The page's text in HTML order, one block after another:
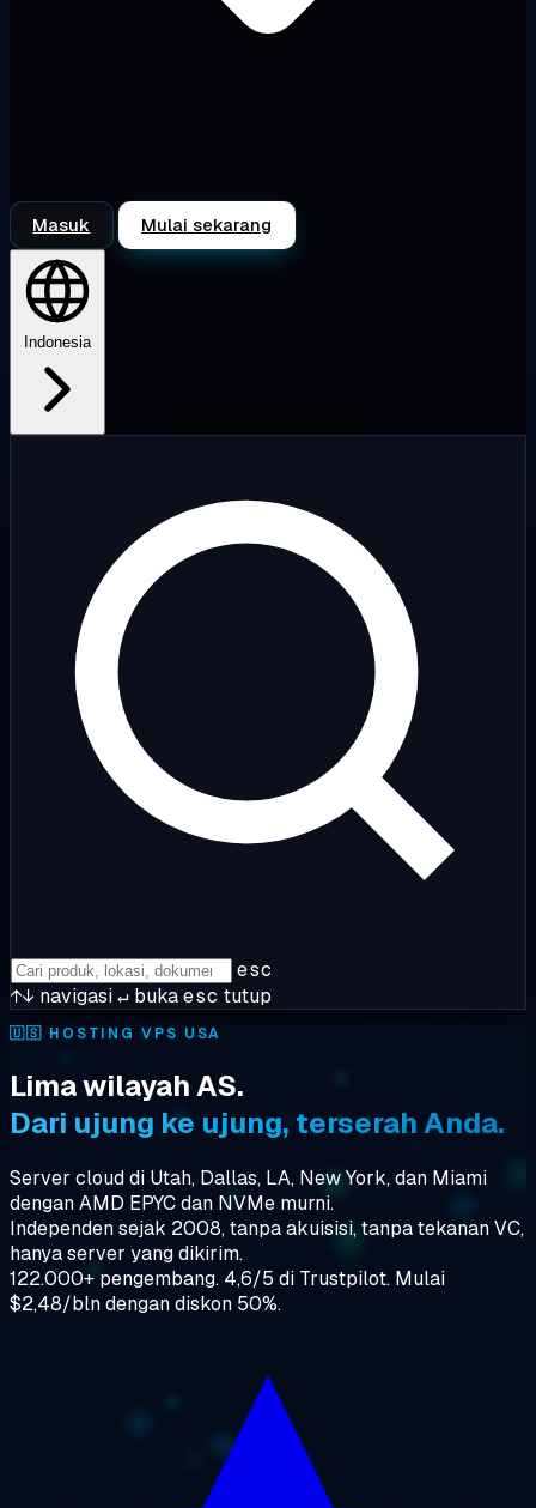
Masuk Mulai sekarang
Indonesia
esc
↑↓ navigasi↵ bukaesc tutup
🇺🇸 HOSTING VPS USA
Lima wilayah AS.
Dari ujung ke ujung, terserah Anda.
Server cloud di Utah, Dallas, LA, New York, dan Miami
dengan AMD EPYC dan NVMe murni.
Independen sejak 2008, tanpa akuisisi, tanpa tekanan VC,
hanya server yang dikirim.
122.000+ pengembang. 4,6/5 di Trustpilot. Mulai
$2,48/bln dengan diskon 50%.